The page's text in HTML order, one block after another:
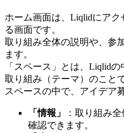
ホーム画面は、Liqlidにア
る画面です。
取り組み全体の説明や、参
ます。
「スペース」とは、Liqlid
取り組み（テーマ）のことで
スペースの中で、アイデア
「情報」
：取り組み
確認できます。